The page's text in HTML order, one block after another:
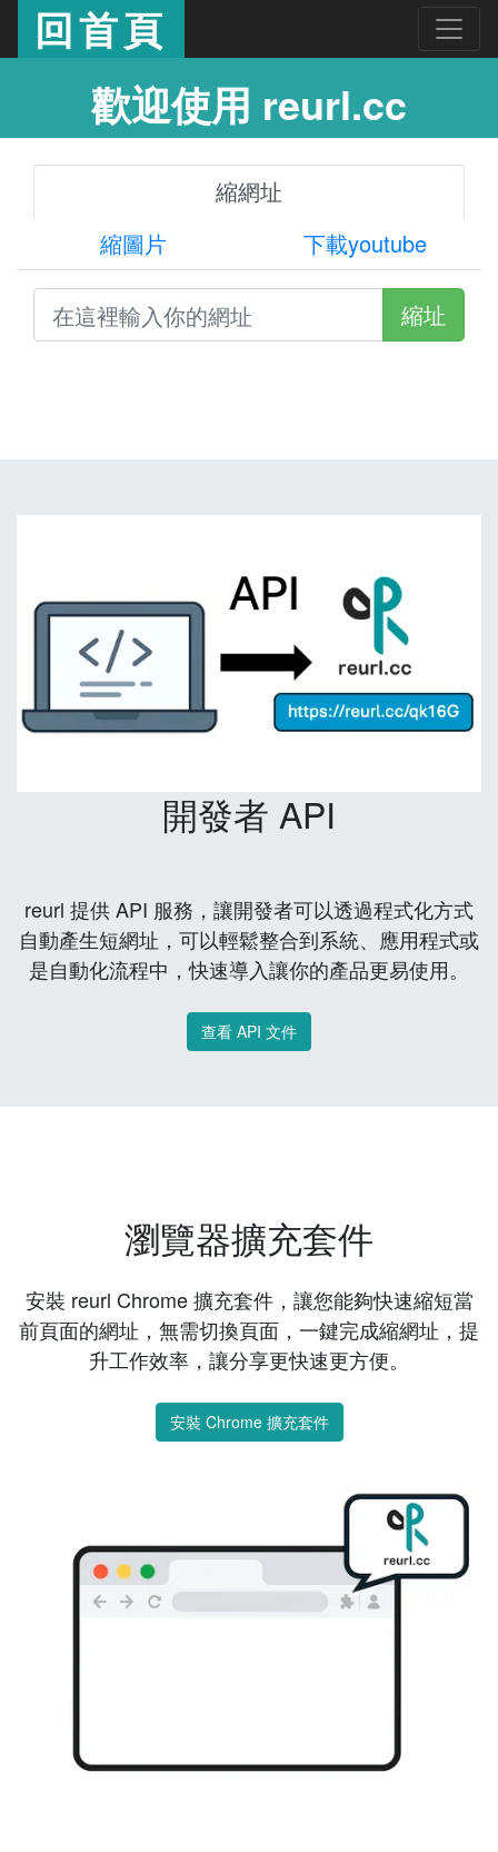
回首頁
歡迎使用 reurl.cc
縮網址
縮圖片
下載youtube
縮址
開發者 API
reurl 提供 API 服務，讓開發者可以透過程式化方式
自動產生短網址，可以輕鬆整合到系統、應用程式或
是自動化流程中，快速導入讓你的產品更易使用。
查看 API 文件
瀏覽器擴充套件
安裝 reurl Chrome 擴充套件，讓您能夠快速縮短當
前頁面的網址，無需切換頁面，一鍵完成縮網址，提
升工作效率，讓分享更快速更方便。
安裝 Chrome 擴充套件